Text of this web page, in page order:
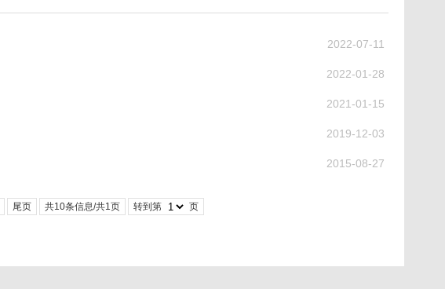
2022-07-11
2022-01-28
2021-01-15
2019-12-03
2015-08-27
尾页 共10条信息/共1页 转到第 页